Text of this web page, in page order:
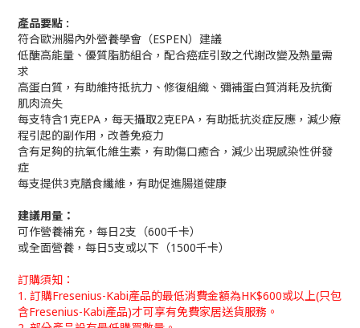
產品要點 :
符合歐洲腸內外營養學會（ESPEN）建議
低醣高能量、優質脂肪組合，配合癌症引致之代謝改變及熱量需
求
高蛋白質，有助維持抵抗力、修復組織、彌補蛋白質消耗及抗衡
肌肉流失
每支特含1克EPA，每天攝取2克EPA，有助抵抗炎症反應，減少療
程引起的副作用，改善免疫力
含有足夠的抗氧化維生素，有助傷口癒合，減少出現感染性併發
症
每支提供3克膳食纖維，有助促進腸道健康
建議用量：
可作營養補充，每日2支（600千卡）
或全面營養，每日5支或以下（1500千卡）
訂購須知：
1. 訂購Fresenius-Kabi產品的最低消費金額為HK$600或以上(只包
含Fresenius-Kabi產品)才可享有免費家居送貨服務。